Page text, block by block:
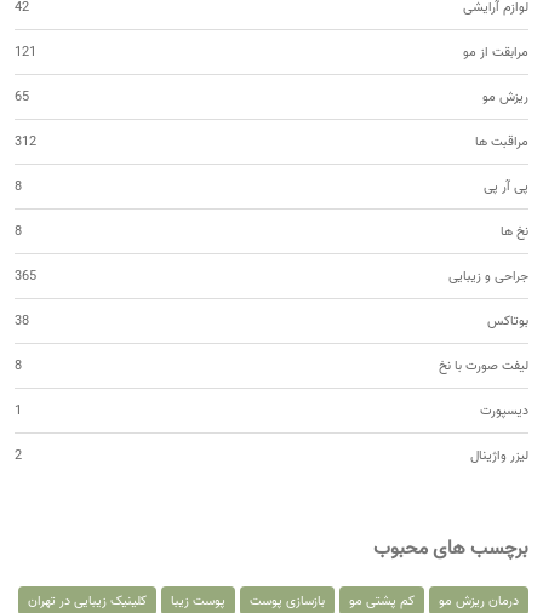
لوازم آرایشی 42
مرابقت از مو 121
ریزش مو 65
مراقبت ها 312
پی آر پی 8
نخ ها 8
جراحی و زیبایی 365
بوتاکس 38
لیفت صورت با نخ 8
دیسپورت 1
لیزر واژینال 2
برچسب های محبوب
درمان ریزش مو کم پشتی مو بازسازی پوست پوست زیبا
کلینیک زیبایی در تهران